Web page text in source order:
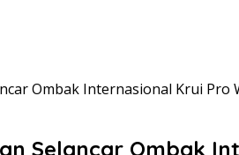
Ombak Internasional Krui Pro
Selancar Ombak